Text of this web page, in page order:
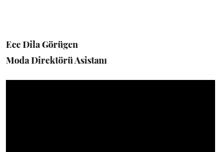
Ece Dila Görügen
Moda Direktörü Asistanı